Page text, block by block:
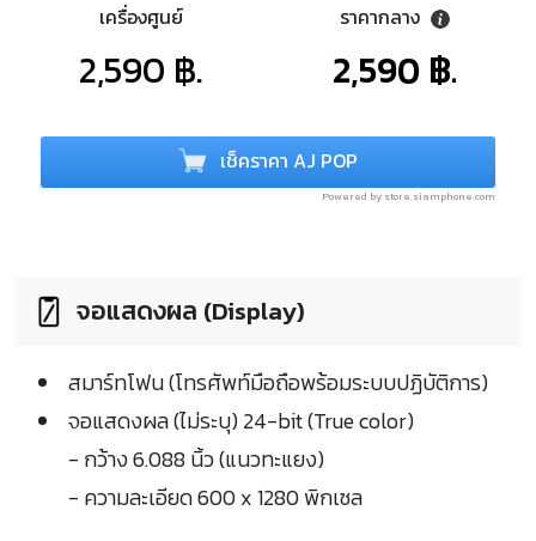
เครื่องศูนย์
2,590 ฿.
ราคากลาง
2,590 ฿.
เช็คราคา AJ POP
Powered by store.siamphone.com
จอแสดงผล (Display)
สมาร์ทโฟน (โทรศัพท์มือถือพร้อมระบบปฏิบัติการ)
จอแสดงผล (ไม่ระบุ) 24-bit (True color)
- กว้าง 6.088 นิ้ว (แนวทะแยง)
- ความละเอียด 600 x 1280 พิกเซล